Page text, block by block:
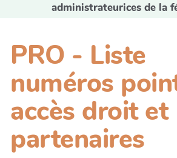
administrateurices de la
PRO - Liste
numéros
accès droit et
partenaires